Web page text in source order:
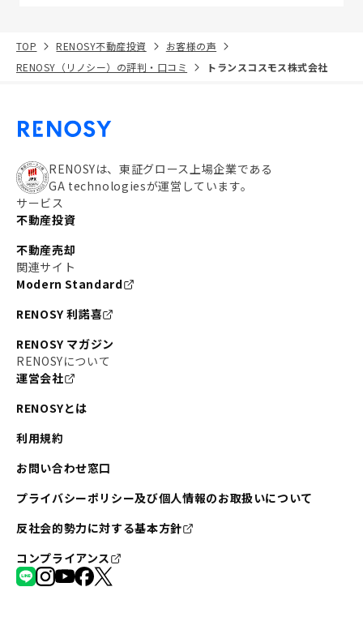
TOP RENOSY不動産投資
お客様の声
RENOSY（リノシー）の評判・口コミ
トランスコスモス株式会社
RENOSYは、東証グロース上場企業である
GA technologiesが運営しています。
サービス
不動産投資
不動産売却
関連サイト
Modern Standard
RENOSY 利諾喜
RENOSY マガジン
RENOSYについて
運営会社
RENOSYとは
利用規約
お問い合わせ窓口
プライバシーポリシー及び個人情報のお取扱いについて
反社会的勢力に対する基本方針
コンプライアンス